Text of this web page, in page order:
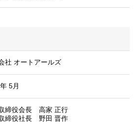
社 オートアールズ
5月
締役会長 高家 正行
締役社長 野田 晋作